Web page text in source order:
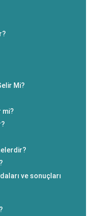
Mi?
mi?
ve sonuçları